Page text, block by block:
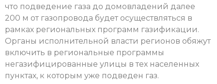
что подведение газа до домовладений далее
200 м от газопровода будет осуществляться в
рамках региональных программ газификации.
Органы исполнительной власти регионов обяжут
включить в региональные программы
негазифицированные улицы в тех населенных
пунктах, к которым уже подведен газ.